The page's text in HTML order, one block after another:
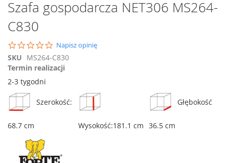
Przejdź
na
początek
galerii
Szafa gospodarcza NET306 MS264-
C830
0.0
star
rating
Napisz opinię
SKU MS264-C830
Termin realizacji
2-3 tygodni
Szerokość:
68.7 cm Wysokość:181.1 cm
Głębokość
36.5 cm